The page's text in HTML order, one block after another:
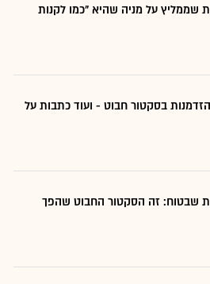
שממליץ על מניה שהיא "כמו לקנות
בסקטור חבוט - ועוד כתבות על
שבטוח: זה הסקטור החבוט שהפך